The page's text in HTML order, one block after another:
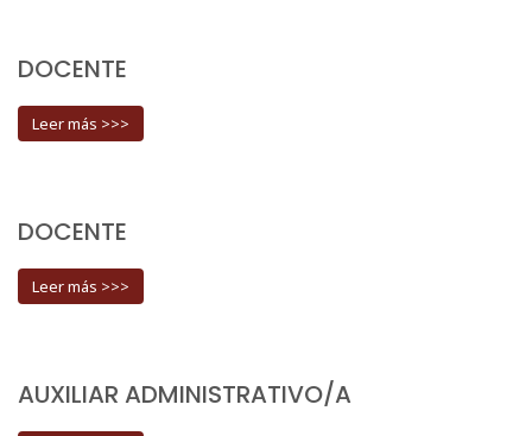
DOCENTE
Leer más >>>
DOCENTE
Leer más >>>
AUXILIAR ADMINISTRATIVO/A